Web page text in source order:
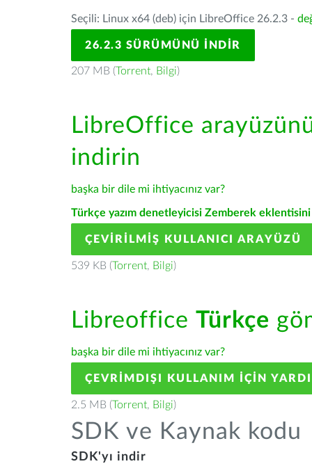
Seçili: Linux x64 (deb) için LibreOffice 26.2.3 -
26.2.3 SÜRÜMÜNÜ İNDIR
207 MB (Torrent, Bilgi)
LibreOffice
indirin
başka bir dile mi ihtiyacınız var?
Türkçe yazım denetleyicisi Zemberek
ÇEVIRILMIŞ KULLANICI ARAYÜZÜ
539 KB (Torrent, Bilgi)
Libreoffice Türkçe
başka bir dile mi ihtiyacınız var?
ÇEVRIMDIŞI KULLANIM IÇIN
2.5 MB (Torrent, Bilgi)
SDK ve Kaynak kodu
SDK'yı indir